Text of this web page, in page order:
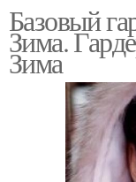
Базовый
Зима.
Зима